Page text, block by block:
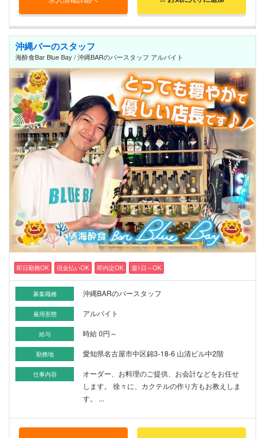
沖縄バーのスタッフ
海酔食Bar Blue Bay / 沖縄BARのバースタッフ アルバイト
即日勤務OK 現金払いOK 即内定OK 週1日～OK
募集職種 沖縄BARのバースタッフ
雇用形態 アルバイト
給与 時給 0円～
勤務地 愛知県名古屋市中区錦3-18-6 山清ビル中2階
仕事内容
オーダー、お料理のご提供、お会計などをお任せ
します。 徐々に、カクテルの作り方もお教えしま
す。 ...